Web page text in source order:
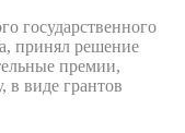
государственного
принял решение
премии,
виде грантов